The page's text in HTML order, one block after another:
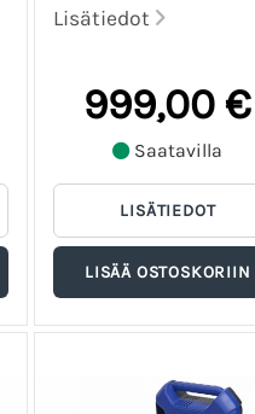
Lisätiedot
999,00 €
Saatavilla